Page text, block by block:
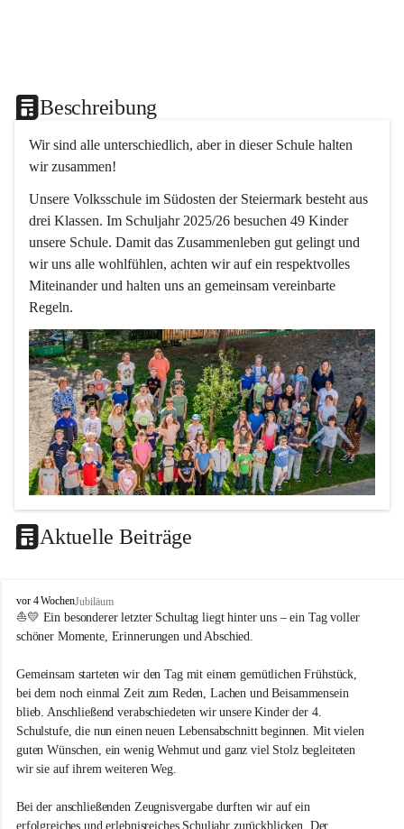
Beschreibung
Wir sind alle unterschiedlich, aber in dieser Schule halten
wir zusammen!
Unsere Volksschule im Südosten der Steiermark besteht aus
drei Klassen. Im Schuljahr 2025/26 besuchen 49 Kinder
unsere Schule. Damit das Zusammenleben gut gelingt und
wir uns alle wohlfühlen, achten wir auf ein respektvolles
Miteinander und halten uns an gemeinsam vereinbarte
Regeln.
Unterrichtsqualität
Es ist uns wichtig …
durch das Angebot verschiedener Unterrichtsformen
ein motiviertes Lernklima zu schaffen.
Grundtechniken zu vermitteln und zu üben.
die Selbsttätigkeit der SchülerInnen zu fördern.
dass die SchülerInnen ihre Stärken erkennen und ihre
durch ein Angebot verschiedener Lern-, Spiel- und
Erholungsbereiche die individuellen Bedürfnisse und
Aktuelle Beiträge
V
o
l
s
s
c
h
u
l
e
t
vor 4 WochenJubiläum
⛵💛 Ein besonderer letzter Schultag liegt hinter uns – ein Tag voller
schöner Momente, Erinnerungen und Abschied.
Gemeinsam starteten wir den Tag mit einem gemütlichen Frühstück,
bei dem noch einmal Zeit zum Reden, Lachen und Beisammensein
blieb. Anschließend verabschiedeten wir unsere Kinder der 4.
Schulstufe, die nun einen neuen Lebensabschnitt beginnen. Mit vielen
guten Wünschen, ein wenig Wehmut und ganz viel Stolz begleiteten
wir sie auf ihrem weiteren Weg.
Bei der anschließenden Zeugnisvergabe durften wir auf ein
erfolgreiches und erlebnisreiches Schuljahr zurückblicken. Der